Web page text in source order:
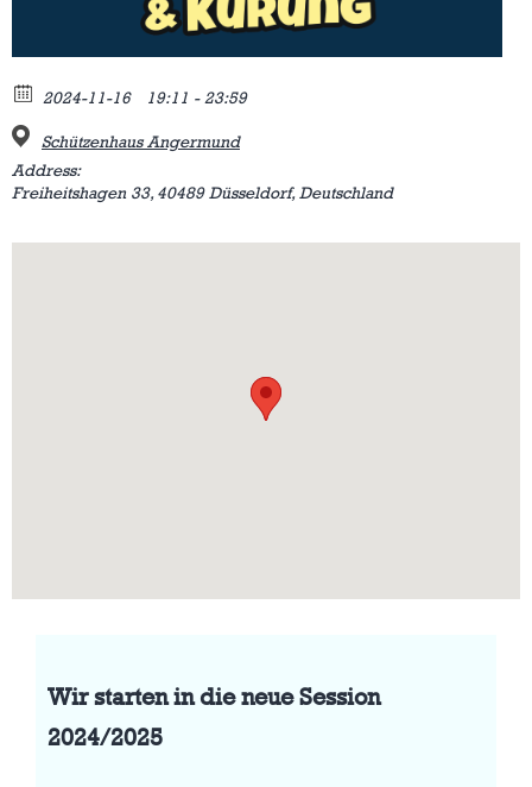
2024-11-16 19:11 - 23:59
Schützenhaus Angermund
Address:
Freiheitshagen 33, 40489 Düsseldorf, Deutschland
Wir starten in die neue Session
2024/2025